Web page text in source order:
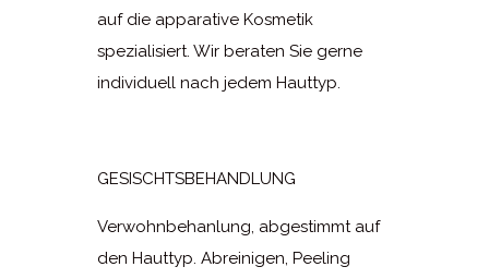
auf die apparative Kosmetik
spezialisiert. Wir beraten Sie gerne
individuell nach jedem Hauttyp.
GESISCHTSBEHANDLUNG
Verwohnbehanlung, abgestimmt auf
den Hauttyp. Abreinigen, Peeling